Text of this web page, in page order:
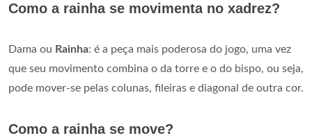
Como a rainha se movimenta no xadrez?
Dama ou Rainha: é a peça mais poderosa do jogo, uma vez
que seu movimento combina o da torre e o do bispo, ou seja,
pode mover-se pelas colunas, fileiras e diagonal de outra cor.
Como a rainha se move?